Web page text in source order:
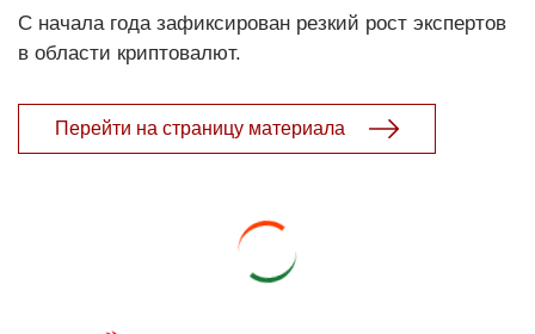
С начала года зафиксирован резкий рост экспертов
в области криптовалют.
Перейти на страницу материала